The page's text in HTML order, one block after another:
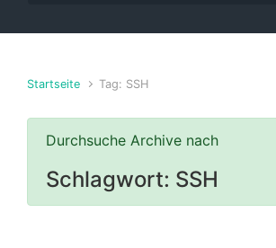
Startseite Tag: SSH
Durchsuche Archive nach
Schlagwort: SSH